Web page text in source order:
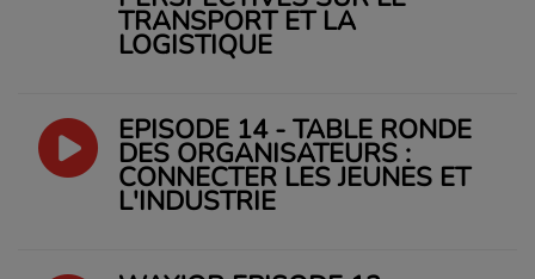
TRANSPORT ET LA
LOGISTIQUE
EPISODE 14 - TABLE RONDE
DES ORGANISATEURS :
CONNECTER LES JEUNES ET
L'INDUSTRIE